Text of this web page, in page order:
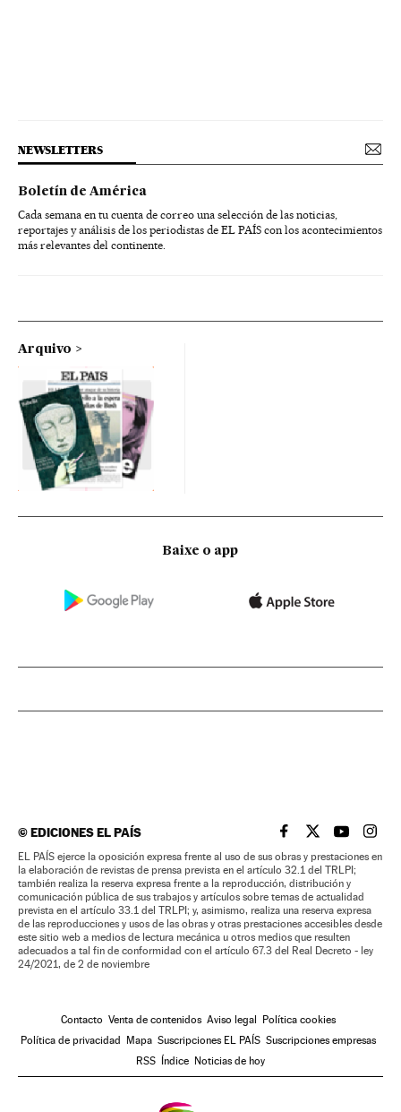
NEWSLETTERS
Boletín de América
Cada semana en tu cuenta de correo una selección de las noticias,
reportajes y análisis de los periodistas de EL PAÍS con los acontecimientos
más relevantes del continente.
Arquivo
Baixe o app
©EDICIONES EL PAÍS EL PAÍS BRASIL EN
EL PAÍSEL PAÍS
EL
EL PAÍS ejerce la oposición expresa frente al uso de sus obras y prestaciones en
la elaboración de revistas de prensa prevista en el artículo 32.1 del TRLPI;
también realiza la reserva expresa frente a la reproducción, distribución y
comunicación pública de sus trabajos y artículos sobre temas de actualidad
prevista en el artículo 33.1 del TRLPI; y, asimismo, realiza una reserva expresa
de las reproducciones y usos de las obras y otras prestaciones accesibles desde
este sitio web a medios de lectura mecánica u otros medios que resulten
adecuados a tal fin de conformidad con el artículo 67.3 del Real Decreto - ley
24/2021, de 2 de noviembre
Contacto Venta de contenidos Aviso legal Política cookies
Política de privacidad Mapa Suscripciones EL PAÍS Suscripciones empresas
RSS Índice Noticias de hoy